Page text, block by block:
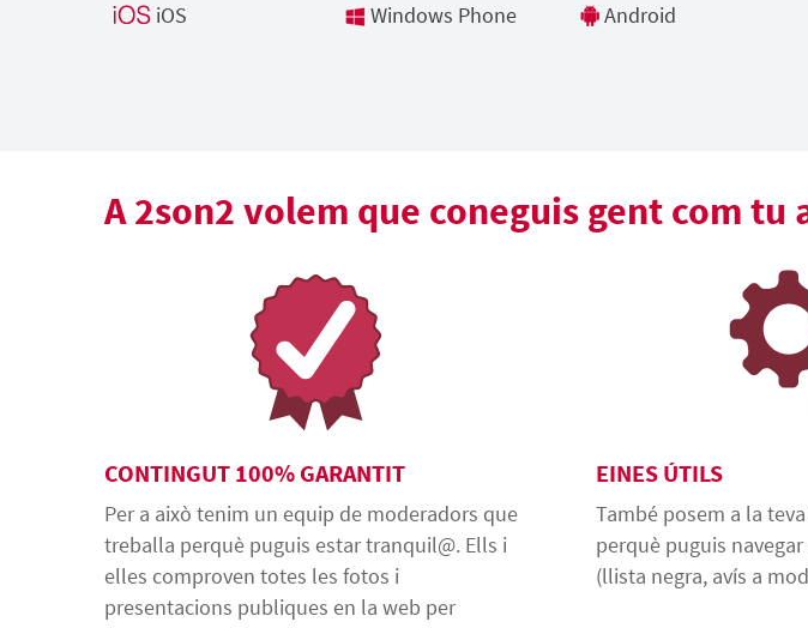
iOS
Windows Phone Android
A 2son2 volem que coneguis gent com
CONTINGUT 100% GARANTIT
Per a això tenim un equip de moderadors que
treballa perquè puguis estar tranquil@. Ells i
elles comproven totes les fotos i
presentacions publiques en la web per
EINES ÚTILS
També posem a la
perquè puguis
(llista negra, avís a